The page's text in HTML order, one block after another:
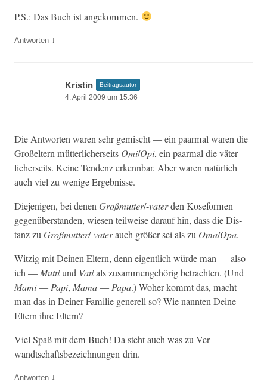
P.S.: Das Buch ist angekommen.
Antworten ↓
Kristin Beitragsautor
4. April 2009 um 15:36
Die Antworten waren sehr gemis­cht — ein paar­mal waren die
Großel­tern müt­ter­lich­er­seits Omi/Opi, ein paar­mal die väter­
lich­er­seits. Keine Ten­denz erkennbar. Aber waren natür­lich
auch viel zu wenige Ergebnisse.
Diejeni­gen, bei denenGroß­mut­ter/-vaterden Kose­for­men
gegenüber­standen, wiesen teil­weise darauf hin, dass die Dis­
tanz zuGroß­mut­ter/-vaterauch größer sei als zu Oma/Opa.
Witzig mit Deinen Eltern, denn eigentlich würde man — also
ich — Mut­tiund Vatials zusam­menge­hörig betra­cht­en. (Und
Mami— Papi, Mama— Papa.) Woher kommt das, macht
man das in Dein­er Fam­i­lie generell so? Wie nan­nten Deine
Eltern ihre Eltern?
Viel Spaß mit dem Buch! Da ste­ht auch was zu Ver­
wandtschafts­beze­ich­nun­gen drin.
Antworten ↓